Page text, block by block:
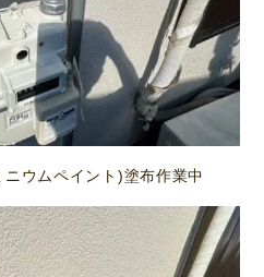
ウムペイント)塗布作業中